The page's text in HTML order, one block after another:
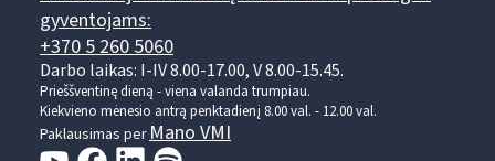
gyventojams:
+370 5 260 5060
Darbo laikas: I-IV 8.00-17.00, V 8.00-15.45.
Prieššventinę dieną - viena valanda trumpiau.
Kiekvieno mėnesio antrą penktadienį 8.00 val. - 12.00 val.
Paklausimas per Mano VMI